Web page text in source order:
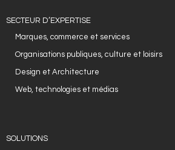
SECTEUR D’EXPERTISE
Marques, commerce et services
Organisations publiques, culture et loisirs
Design et Architecture
Web, technologies et médias
SOLUTIONS